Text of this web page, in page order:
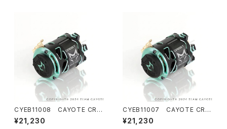
CYEB11008 CAYOTE CRE
ST Modi 7.0T センサードブラ
シレス モディファイドモーター
¥21,230
CYEB11007 CAYOTE CRE
ST Modi 6.5T センサードブラ
シレス モディファイドモーター
¥21,230